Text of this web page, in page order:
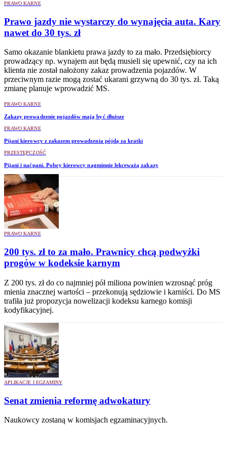
PRAWO KARNE
Prawo jazdy nie wystarczy do wynajęcia auta. Kary
nawet do 30 tys. zł
Samo okazanie blankietu prawa jazdy to za mało. Przedsiębiorcy
prowadzący np. wynajem aut będą musieli się upewnić, czy na ich
klienta nie został nałożony zakaz prowadzenia pojazdów. W
przeciwnym razie mogą zostać ukarani grzywną do 30 tys. zł. Taką
zmianę planuje wprowadzić MS.
PRAWO KARNE
Zakazy prowadzenie pojazdów mają być dłuższe
PRAWO KARNE
Pijani kierowcy z zakazem prowadzenia pójdą za kratki
PRZESTĘPCZOŚĆ
Pijani i naćpani. Polscy kierowcy nagminnie lekceważą zakazy
PRAWO KARNE
200 tys. zł to za mało. Prawnicy chcą podwyżki
progów w kodeksie karnym
Z 200 tys. zł do co najmniej pół miliona powinien wzrosnąć próg
mienia znacznej wartości – przekonują sędziowie i karniści. Do MS
trafiła już propozycja nowelizacji kodeksu karnego komisji
kodyfikacyjnej.
APLIKACJE I EGZAMINY
Senat zmienia reformę adwokatury
Naukowcy zostaną w komisjach egzaminacyjnych.